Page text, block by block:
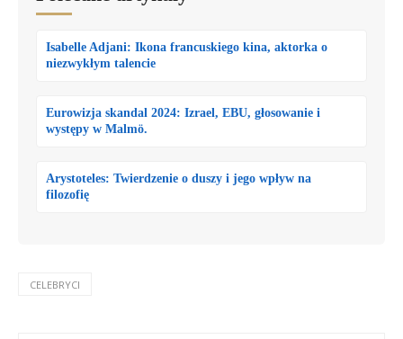
Isabelle Adjani: Ikona francuskiego kina, aktorka o
niezwykłym talencie
Eurowizja skandal 2024: Izrael, EBU, głosowanie i
występy w Malmö.
Arystoteles: Twierdzenie o duszy i jego wpływ na
filozofię
CELEBRYCI